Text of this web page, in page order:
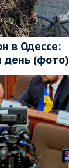
в Одессе:
день (фото)